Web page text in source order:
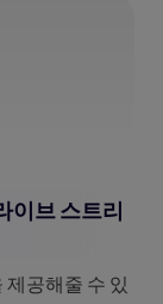
이브 스트리
공해줄 수 있